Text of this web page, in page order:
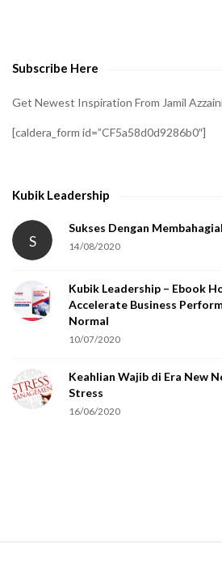
Subscribe Here
Get Newest Inspiration From Jamil
[caldera_form id=”CF5a58d0d9286b0″]
Kubik Leadership
S
Sukses Dengan
14/08/2020
Kubik Leadership – Ebook
Accelerate Business
Normal
10/07/2020
Keahlian Wajib di Era New
Stress
16/06/2020